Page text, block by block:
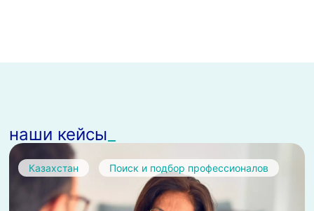
наши кейсы
Казахстан Поиск и подбор профессионалов